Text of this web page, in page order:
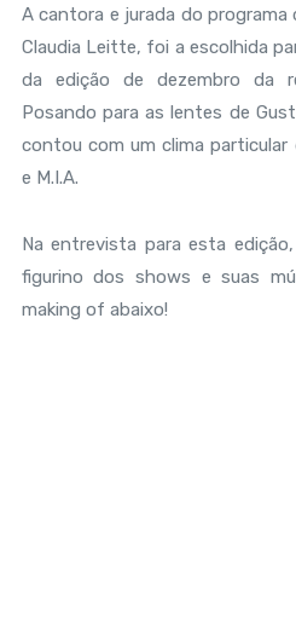
A cantora e jurada do programa
Claudia Leitte, foi a escolhida
da edição de dezembro da
Posando para as lentes de
contou com um clima
e M.I.A.
Na entrevista para esta
figurino dos shows e suas
making of abaixo!